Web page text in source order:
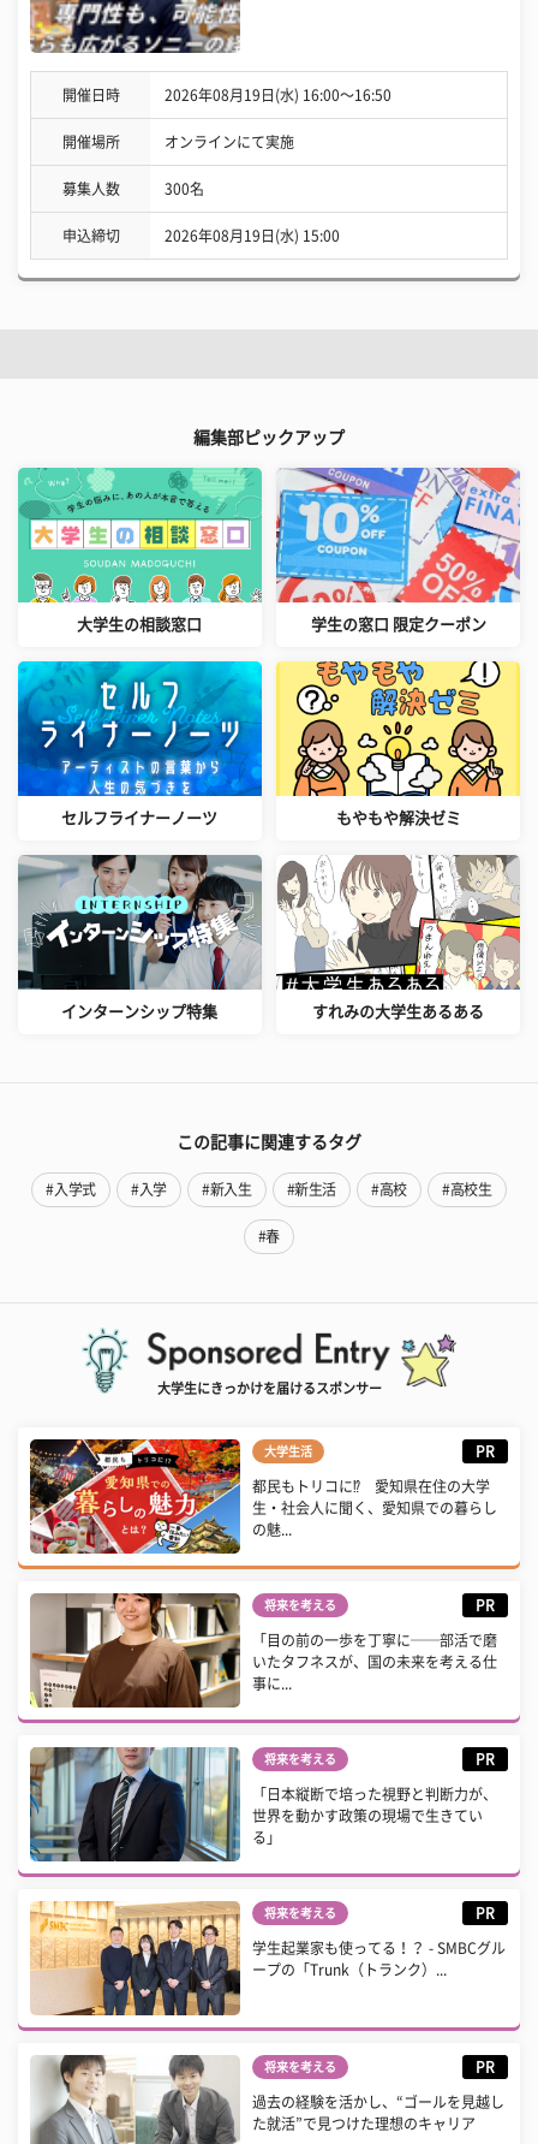
開催日時 2026年08月19日(水) 16:00〜16:50
開催場所 オンラインにて実施
募集人数 300名
申込締切 2026年08月19日(水) 15:00
編集部ピックアップ
大学生の相談窓口 学生の窓口 限定クーポン
セルフライナーノーツ もやもや解決ゼミ
インターンシップ特集 すれみの大学生あるある
この記事に関連するタグ
#入学式 #入学 #新入生 #新生活 #高校 #高校生
#春
大学生にきっかけを届けるスポンサー
大学生活 PR
都民もトリコに⁉ 愛知県在住の大学
生・社会人に聞く、愛知県での暮らし
の魅...
将来を考える PR
「目の前の一歩を丁寧に──部活で磨
いたタフネスが、国の未来を考える仕
事に...
将来を考える PR
「日本縦断で培った視野と判断力が、
世界を動かす政策の現場で生きてい
る」
将来を考える PR
学生起業家も使ってる！？ - SMBCグル
ープの「Trunk（トランク）...
将来を考える PR
過去の経験を活かし、“ゴールを見越し
た就活”で見つけた理想のキャリア